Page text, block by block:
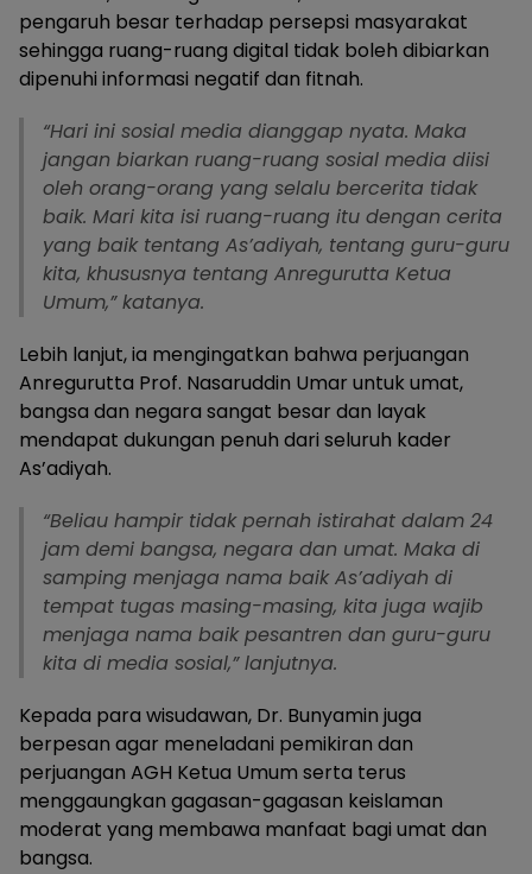
pengaruh besar terhadap persepsi masyarakat
sehingga ruang-ruang digital tidak boleh dibiarkan
dipenuhi informasi negatif dan fitnah.
“Hari ini sosial media dianggap nyata. Maka
jangan biarkan ruang-ruang sosial media diisi
oleh orang-orang yang selalu bercerita tidak
baik. Mari kita isi ruang-ruang itu dengan cerita
yang baik tentang As’adiyah, tentang guru-guru
kita, khususnya tentang Anregurutta Ketua
Umum,” katanya.
Lebih lanjut, ia mengingatkan bahwa perjuangan
Anregurutta Prof. Nasaruddin Umar untuk umat,
bangsa dan negara sangat besar dan layak
mendapat dukungan penuh dari seluruh kader
As’adiyah.
“Beliau hampir tidak pernah istirahat dalam 24
jam demi bangsa, negara dan umat. Maka di
samping menjaga nama baik As’adiyah di
tempat tugas masing-masing, kita juga wajib
menjaga nama baik pesantren dan guru-guru
kita di media sosial,” lanjutnya.
Kepada para wisudawan, Dr. Bunyamin juga
berpesan agar meneladani pemikiran dan
perjuangan AGH Ketua Umum serta terus
menggaungkan gagasan-gagasan keislaman
moderat yang membawa manfaat bagi umat dan
bangsa.